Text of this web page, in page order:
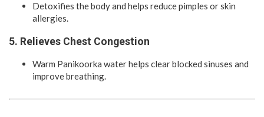
Detoxifies the body and helps reduce pimples or skin
allergies.
5. Relieves Chest Congestion
Warm Panikoorka water helps clear blocked sinuses and
improve breathing.